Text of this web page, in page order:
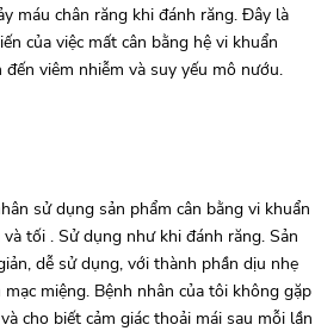
máu chân răng khi đánh răng. Đây là
của việc mất cân bằng hệ vi khuẩn
viêm nhiễm và suy yếu mô nướu.
sử dụng sản phẩm cân bằng vi khuẩn
tối . Sử dụng như khi đánh răng. Sản
dễ sử dụng, với thành phần dịu nhẹ
miệng. Bệnh nhân của tôi không gặp
cho biết cảm giác thoải mái sau mỗi lần